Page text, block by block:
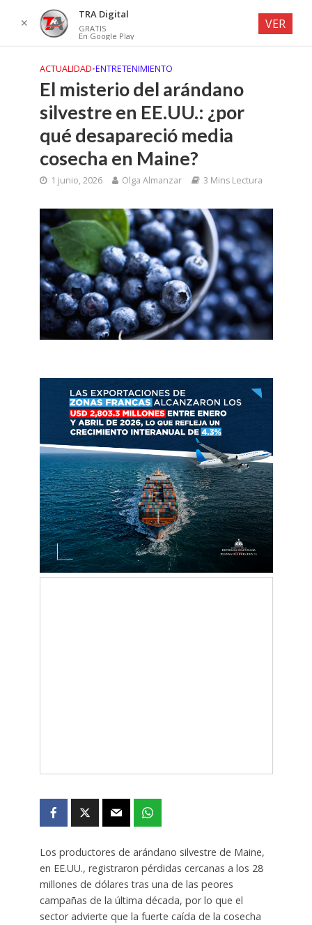
ACTUALIDAD•ENTRETENIMIENTO
El misterio del arándano
silvestre en EE.UU.: ¿por
qué desapareció media
cosecha en Maine?
1 junio, 2026 Olga Almanzar 3 Mins Lectura
Los productores de arándano silvestre de Maine,
en EE.UU., registraron pérdidas cercanas a los 28
millones de dólares tras una de las peores
campañas de la última década, por lo que el
sector advierte que la fuerte caída de la cosecha
✕
TRA Digital
GRATIS
En Google Play
VER